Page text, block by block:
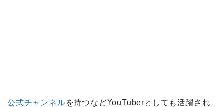
公式チャンネルを持つなどYouTuberとしても活躍され